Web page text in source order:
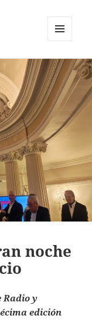
WIDGETS
noche
Radio y
edición